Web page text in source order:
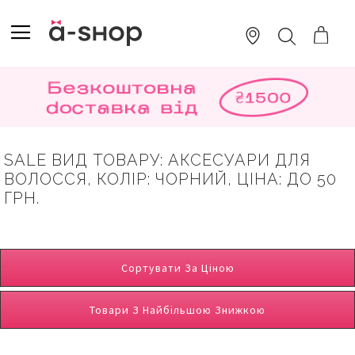
TO
CONTENT
ПОШУК
SALE ВИД ТОВАРУ: АКСЕСУАРИ ДЛЯ
ВОЛОССЯ, КОЛІР: ЧОРНИЙ, ЦІНА: ДО 50
ГРН.
Сортувати За Ціною
Товари З Найбільшою Знижкою